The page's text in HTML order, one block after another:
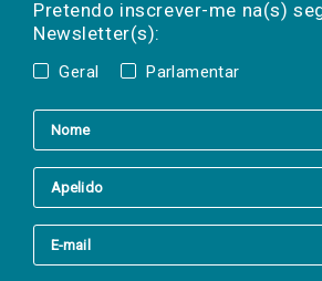
Pretendo inscrever-me na(s)
Newsletter(s):
Geral Parlamentar
a(s) newsletter(s).